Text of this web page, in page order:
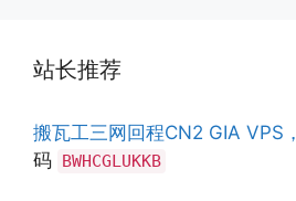
站长推荐
搬瓦工三网回程CN2 GIA VPS
码 BWHCGLUKKB